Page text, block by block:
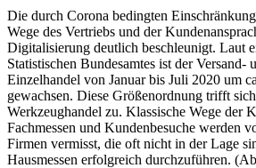
Die durch Corona bedingten
Wege des Vertriebs und der
Digitalisierung deutlich beschleunigt. Laut
Statistischen Bundesamtes ist der Versand-
Einzelhandel von Januar bis Juli 2020 um
gewachsen. Diese Größenordnung trifft
Werkzeughandel zu. Klassische Wege der
Fachmessen und Kundenbesuche werden
Firmen vermisst, die oft nicht in der Lage
Hausmessen erfolgreich durchzuführen.